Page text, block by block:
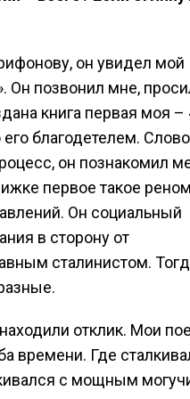
он увидел мой
Он позвонил мне,
книга первая моя
благодетелем. Слово
он познакомил
первое такое
Он социальный
в сторону от
сталинистом.
отклик. Мои
времени. Где
с мощным